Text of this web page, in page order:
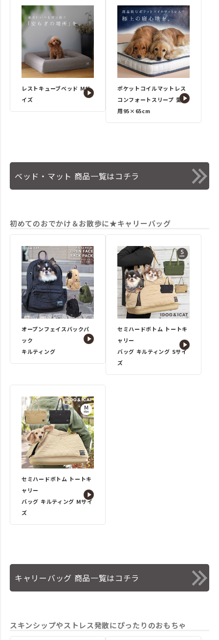
レストキューブベッド Mサ
イズ
ポケットコイルマットレス
コンフォートスリープ 愛犬
用95×65cm
ベッド・マット 商品一覧はコチラ
初めてのおでかけ＆お散歩に★キャリーバッグ
オープンフェイスバックパ
ック
キルティング
セミハードボトム トートキ
ャリー
バッグ キルティング Sサイ
ズ
セミハードボトム トートキ
ャリー
バッグ キルティング Mサイ
ズ
キャリーバッグ 商品一覧はコチラ
スキンシップやストレス発散にぴったりのおもちゃ